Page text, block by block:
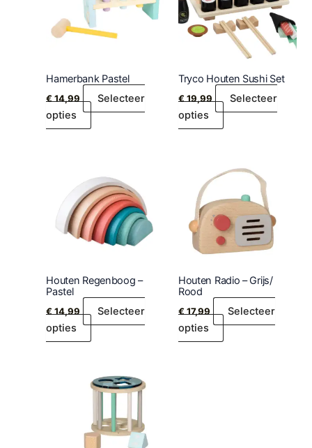
Hamerbank Pastel
€14,99
Selecteer
opties
Tryco Houten Sushi Set
€19,99
Selecteer
opties
Houten Regenboog –
Pastel
€14,99
Selecteer
opties
Houten Radio – Grijs/
Rood
€17,99
Selecteer
opties